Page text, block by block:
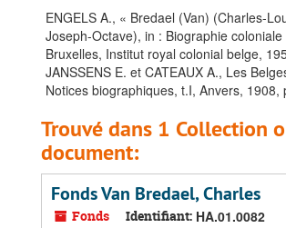
ENGELS A., « Bredael (Van) (Charles-
Joseph-Octave), in : Biographie
Bruxelles, Institut royal colonial belge,
JANSSENS E. et CATEAUX A., Les
Notices biographiques, t.I, Anvers, 1908,
Trouvé dans 1 Collection
document:
Fonds Van Bredael, Charles
Fonds Identifiant: HA.01.0082